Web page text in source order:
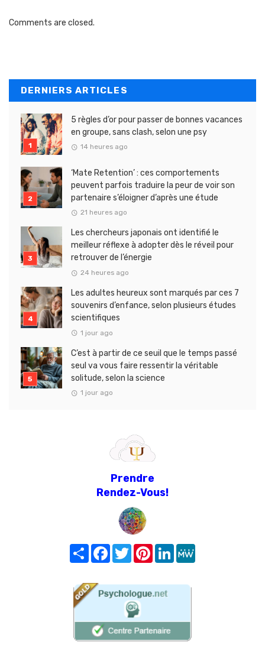
Comments are closed.
DERNIERS ARTICLES
5 règles d’or pour passer de bonnes vacances
en groupe, sans clash, selon une psy
14 heures ago
‘Mate Retention’ : ces comportements
peuvent parfois traduire la peur de voir son
partenaire s’éloigner d’après une étude
21 heures ago
Les chercheurs japonais ont identifié le
meilleur réflexe à adopter dès le réveil pour
retrouver de l’énergie
24 heures ago
Les adultes heureux sont marqués par ces 7
souvenirs d’enfance, selon plusieurs études
scientifiques
1 jour ago
C’est à partir de ce seuil que le temps passé
seul va vous faire ressentir la véritable
solitude, selon la science
1 jour ago
Prendre
Rendez-Vous!
Share FacebookTwitterPinterest
LinkedIn